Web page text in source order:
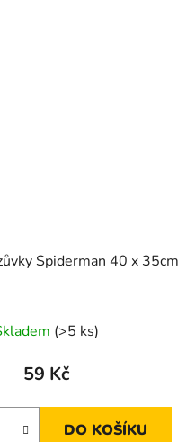
Spiderman 40 x 35cm
(>5 ks)
59 Kč
DO KOŠÍKU